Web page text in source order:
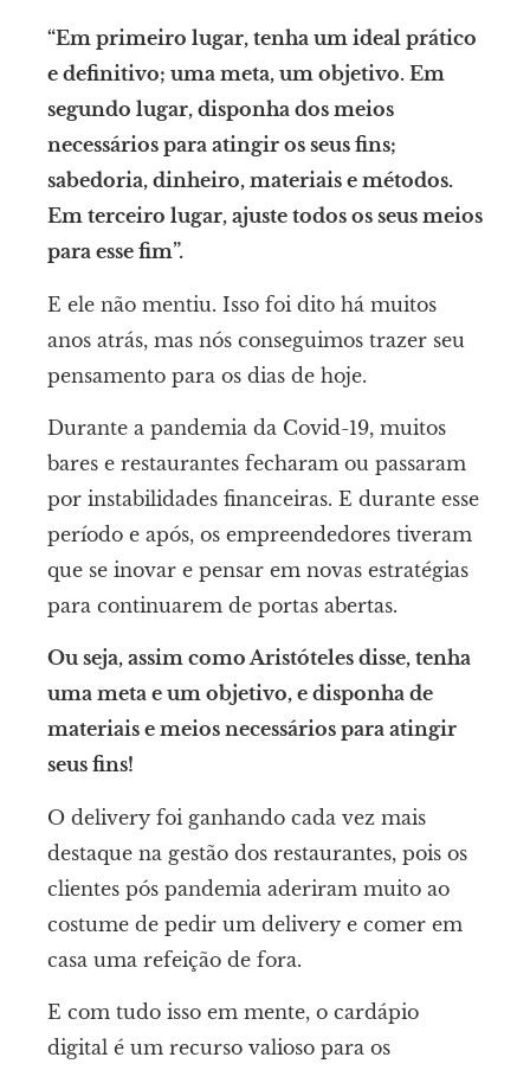
“Em primeiro lugar, tenha um ideal prático
e definitivo; uma meta, um objetivo. Em
segundo lugar, disponha dos meios
necessários para atingir os seus fins;
sabedoria, dinheiro, materiais e métodos.
Em terceiro lugar, ajuste todos os seus meios
para esse fim”.
E ele não mentiu. Isso foi dito há muitos
anos atrás, mas nós conseguimos trazer seu
pensamento para os dias de hoje.
Durante a pandemia da Covid-19, muitos
bares e restaurantes fecharam ou passaram
por instabilidades financeiras. E durante esse
período e após, os empreendedores tiveram
que se inovar e pensar em novas estratégias
para continuarem de portas abertas.
Ou seja, assim como Aristóteles disse, tenha
uma meta e um objetivo, e disponha de
materiais e meios necessários para atingir
seus fins!
O delivery foi ganhando cada vez mais
destaque na gestão dos restaurantes, pois os
clientes pós pandemia aderiram muito ao
costume de pedir um delivery e comer em
casa uma refeição de fora.
E com tudo isso em mente, o cardápio
digital é um recurso valioso para os